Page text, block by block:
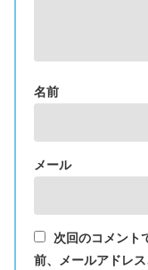
名前
メール
次回のコメント
前、メールアドレス